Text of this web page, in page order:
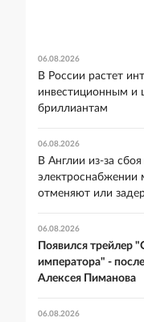
06.08.2026
В России растет
инвестиционным и
бриллиантам
06.08.2026
В Англии из-за сбоя
электроснабжении
отменяют или
06.08.2026
Появился трейлер
императора" -
Алексея Пиманова
06.08.2026